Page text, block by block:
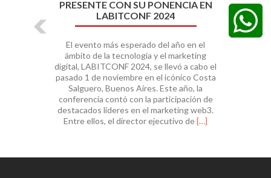
PRESENTE CON SU PONENCIA EN
LABITCONF 2024
El evento más esperado del año en el
ámbito de la tecnología y el marketing
digital, LABITCONF 2024, se llevó a cabo el
pasado 1 de noviembre en el icónico Costa
Salguero, Buenos Aires. Este año, la
conferencia contó con la participación de
destacados líderes en el marketing web3.
Entre ellos, el director ejecutivo deLeer
[…]